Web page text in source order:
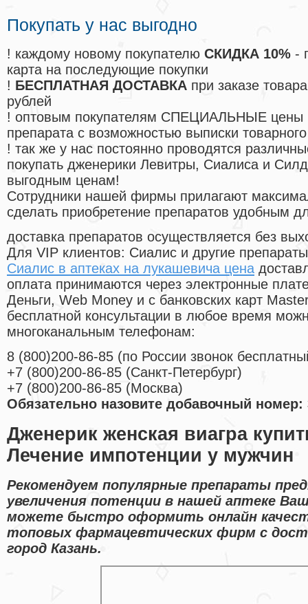
Покупать у нас выгодно
! каждому новому покупателю СКИДКА 10% -
карта на последующие покупки
! БЕСПЛАТНАЯ ДОСТАВКА при заказе
рублей
! оптовым покупателям СПЕЦИАЛЬНЫЕ цены
препарата с возможностью выписки
! так же у нас постоянно проводятся
покупать дженерики Левитры, Сиалиса и
выгодным ценам!
Cотрудники нашей фирмы прилагают
сделать приобретение препаратов удобным
доставка препаратов осуществляется без
Для VIP клиентов: Сиалис и другие
Сиалис в аптеках на лукашевича цена
оплата принимаются через электронные
Деньги, Web Money и с банковских карт
бесплатной консультации в любое время
многоканальным телефонам:
8 (800)200-86-85 (по России звонок
+7 (800)200-86-85 (Санкт-Петербург)
+7 (800)200-86-85 (Москва)
Обязательно назовите добавочный номер:
Дженерик женская виагра
Лечение импотенции у мужчин
Рекомендуем популярные препараты
увеличения потенции в нашей аптеке
можете быстро оформить онлайн
топовых фармацевтических фирм с
город Казань.